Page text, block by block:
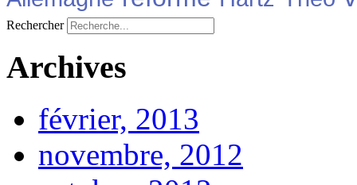
Rechercher
Archives
février, 2013
novembre, 2012